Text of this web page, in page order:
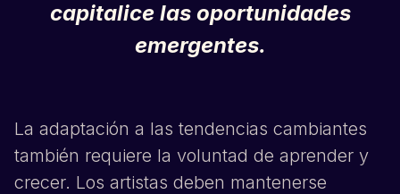
capitalice las oportunidades
emergentes.
La adaptación a las tendencias cambiantes
también requiere la voluntad de aprender y
crecer. Los artistas deben mantenerse